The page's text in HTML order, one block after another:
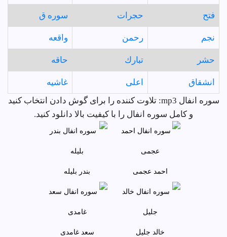
فتح حجرات سوره ق
نجم رحمن واقعه
حشر تبارك حاقه
انشقاق اعلى
غاشيه
سوره انفال mp3: تلاوت کننده را برای گوش دادن انتخاب کنید
و کامل سوره انفال را با کیفیت بالا دانلود کنید.
احمد عجمى بندر بليله
خالد جليل سعد غامدی